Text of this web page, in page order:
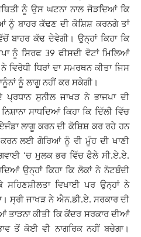
ਨੂੰ ਉਸ ਘਟਨਾ ਨਾਲ ਜੋੜਦਿਆਂ ਕਿ
ਨੂੰ ਬਾਹਰ ਕੱਢਣ ਦੀ ਕੋਸ਼ਿਸ਼ ਕਰਨਗੇ ਤਾਂ
ਬਾਹਰ ਕੱਢ ਦੇਵੇਗੀ। ਉਨ੍ਹਾਂ ਕਿਹਾ ਕਿ
ਨੂੰ ਸਿਰਫ 39 ਫੀਸਦੀ ਵੋਟਾਂ ਮਿਲਿਆਂ
ਵਿਰੋਧੀ ਧਿਰਾਂ ਦਾ ਸਮਰਥਨ ਕੀਤਾ ਜਿਸ
ਨੂੰ ਲਾਗੂ ਨਹੀਂ ਕਰ ਸਕੇਗੀ।
ਸੁਨੀਲ ਜਾਖੜ ਨੇ ਭਾਜਪਾ ਦੀ
ਸਾਧਦਿਆਂ ਕਿਹਾ ਕਿ ਦਿੱਲੀ ਵਿੱਚ
ਲਾਗੂ ਕਰਨ ਦੀ ਕੋਸ਼ਿਸ਼ ਕਰ ਰਹੇ ਹਨ
ਲਈ ਗੋਰਿਆਂ ਨੂੰ ਵੀ ਮੂੰਹ ਦੀ ਖਾਣੀ
‘ਚ ਮੁਲਕ ਭਰ ਵਿੱਚ ਫੈਲੇ ਸੀ.ਏ.ਏ.
ਉਨ੍ਹਾਂ ਕਿਹਾ ਕਿ ਲੋਕਾਂ ਨੇ ਨੋਟਬੰਦੀ
ਵਿਖਾਈ ਪਰ ਉਨ੍ਹਾਂ ਨੇ
ਜਾਖੜ ਨੇ ਐਨ.ਡੀ.ਏ. ਸਰਕਾਰ ਦੀ
ਤਾੜਨਾ ਕੀਤੀ ਕਿ ਕੇਂਦਰ ਸਰਕਾਰ ਦੀਆਂ
ਤੋਂ ਕੋਈ ਵੀ ਨਾਗਰਿਕ ਨਹੀਂ ਬਚੇਗਾ।